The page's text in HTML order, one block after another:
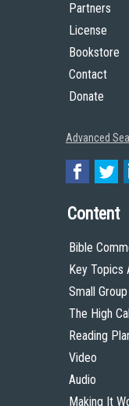
Partners
License
Bookstore
Contact
Donate
Advanced
Content
Bible
Key Topics
Small
The High
Reading
Video
Audio
Making It